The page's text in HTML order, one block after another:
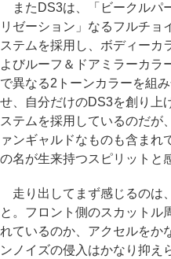
またDS3は、「ビークルパ
リゼーション」なるフルチョ
ステムを採用し、ボディーカ
よびルーフ＆ドアミラーカラ
で異なる2トーンカラーを組
せ、自分だけのDS3を創り上
ステムを採用しているのだが
ァンギャルドなものも含まれ
の名が生来持つスピリットと
走り出してまず感じるのは
と。フロント側のスカットル
れているのか、アクセルをか
ンノイズの侵入はかなり抑え